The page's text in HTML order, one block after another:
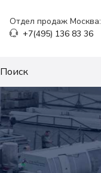
Отдел продаж Москва:
+7(495) 136 83 36
Поиск